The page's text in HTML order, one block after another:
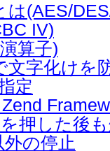
は(AES/
IV)
算子)
文字化けを
定
押した後
の停止